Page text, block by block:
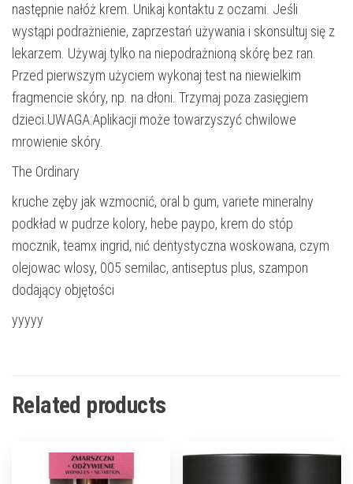
następnie nałóż krem. Unikaj kontaktu z oczami. Jeśli
wystąpi podrażnienie, zaprzestań używania i skonsultuj się z
lekarzem. Używaj tylko na niepodrażnioną skórę bez ran.
Przed pierwszym użyciem wykonaj test na niewielkim
fragmencie skóry, np. na dłoni. Trzymaj poza zasięgiem
dzieci.UWAGA:Aplikacji może towarzyszyć chwilowe
mrowienie skóry.
The Ordinary
kruche zęby jak wzmocnić, oral b gum, variete mineralny
podkład w pudrze kolory, hebe paypo, krem do stóp
mocznik, teamx ingrid, nić dentystyczna woskowana, czym
olejowac wlosy, 005 semilac, antiseptus plus, szampon
dodający objętości
yyyyy
Related products